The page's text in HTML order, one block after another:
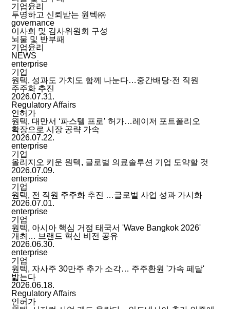
기업윤리
투명하고 신뢰받는 원텍㈜
governance
이사회 및 감사위원회 구성
뇌물 및 반부패
기업윤리
NEWS
enterprise
기업
원텍, 성과도 가치도 함께 나눈다…중간배당·전 직원
주주화 추진
2026.07.31.
Regulatory Affairs
인허가
원텍, 대만서 ‘파스텔 프로’ 허가…레이저 포트폴리오
확장으로 시장 공략 가속
2026.07.22.
enterprise
기업
올리지오 키운 원텍, 글로벌 의료솔루션 기업 도약할 것
2026.07.09.
enterprise
기업
원텍, 전 직원 주주화 추진 …글로벌 사업 성과 가시화
2026.07.01.
enterprise
기업
원텍, 아시아 핵심 거점 태국서 'Wave Bangkok 2026'
개최… 브랜드 혁신 비전 공유
2026.06.30.
enterprise
기업
원텍, 자사주 30만주 추가 소각… 주주환원 '가속 페달'
밟는다
2026.06.18.
Regulatory Affairs
인허가